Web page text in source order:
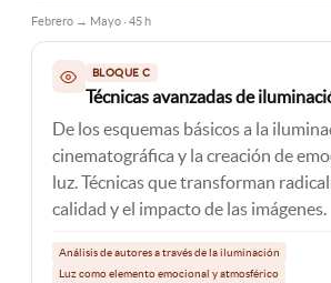
Febrero → Mayo · 45 h
BLOQUE C
Técnicas avanzadas de
De los esquemas básicos a la
cinematográfica y la creación de
luz. Técnicas que transforman
calidad y el impacto de las imágenes.
Análisis de autores a través de la iluminación
Luz como elemento emocional y atmosférico